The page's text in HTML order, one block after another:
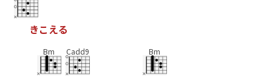
きこ える
Bm Cadd9 Bm